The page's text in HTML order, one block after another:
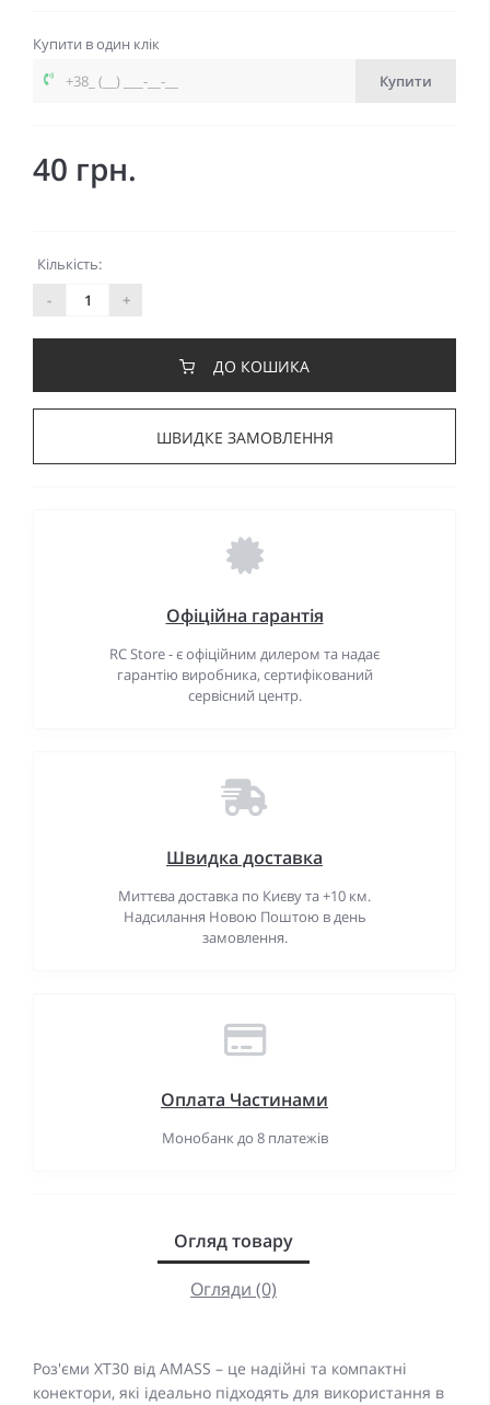
Купити в один клік
Купити
40 грн.
Кількість:
-
+
ДО КОШИКА
ШВИДКЕ ЗАМОВЛЕННЯ
Офіційна гарантія
RC Store - є офіційним дилером та надає
гарантію виробника, сертифікований
сервісний центр.
Швидка доставка
Миттєва доставка по Києву та +10 км.
Надсилання Новою Поштою в день
замовлення.
Оплата Частинами
Монобанк до 8 платежів
Огляд товару
Огляди (0)
Роз'єми XT30 від AMASS – це надійні та компактні
конектори, які ідеально підходять для використання в